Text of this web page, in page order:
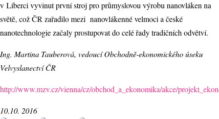
v Liberci vyvinut první stroj pro průmyslovou výrobu nanovláken na
světě, což ČR zařadilo mezi nanovlákenné velmoci a české
nanotechnologie začaly prostupovat do celé řady tradičních odvětví.
Ing. Martina Tauberová, vedoucí Obchodně-ekonomického úseku
Velvyslanectví ČR
http://www.mzv.cz/vienna/cz/obchod_a_ekonomika/akce/
10.10. 2016